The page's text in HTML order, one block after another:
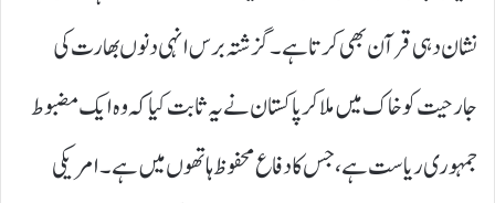
نشان دہی قرآن بھی کرتا ہے۔ گزشتہ برس انہی دنوں بھارت کی
جارحیت کو خاک میں ملا کر پاکستان نے یہ ثابت کیا کہ وہ ایک مضبوط
جمہوری ریاست ہے، جس کا دفاع محفوظ ہاتھوں میں ہے۔ امریکی